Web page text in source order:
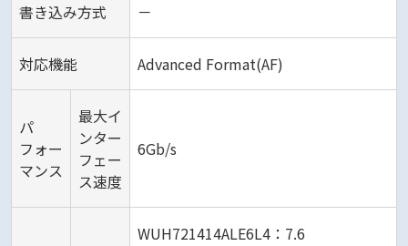
書き込み方式 －
対応機能 Advanced Format(AF)
パ
フォー
マンス
最大イ
ンター
フェー
ス速度
6Gb/s
WUH721414ALE6L4：7.6